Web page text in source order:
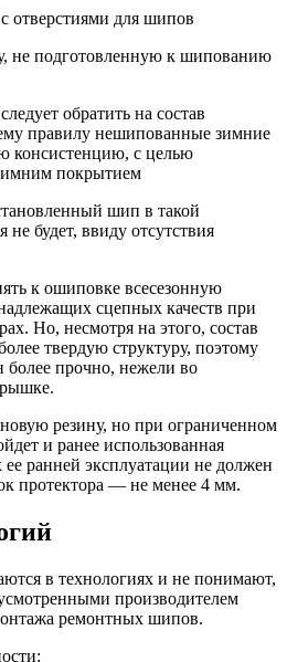
для шипов
не подготовленную к шипованию
обратить на состав
правилу нешипованные зимние
консистенцию, с целью
покрытием
шип в такой
будет, ввиду отсутствия
к ошиповке всесезонную
сцепных качеств при
Но, несмотря на этого, состав
твердую структуру, поэтому
более прочно, нежели во
резину, но при ограниченном
и ранее использованная
ранней эксплуатации не должен
протектора — не менее 4 мм.
в технологиях и не понимают,
производителем
ремонтных шипов.